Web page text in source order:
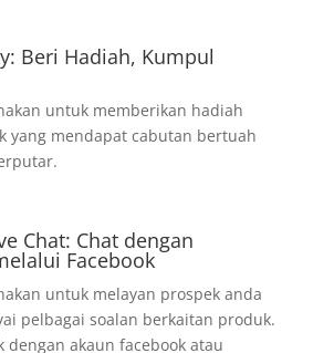
Beri Hadiah, Kumpul
untuk memberikan hadiah
yang mendapat cabutan bertuah
Chat: Chat dengan
Facebook
untuk melayan prospek anda
pelbagai soalan berkaitan produk.
dengan akaun facebook atau